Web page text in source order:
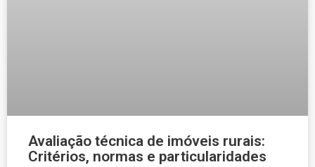
Avaliação técnica de imóveis rurais:
Critérios, normas e particularidades